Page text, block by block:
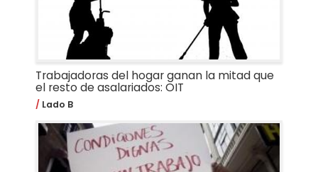
Trabajadoras del hogar ganan la mitad que
el resto de asalariados: OIT
Lado B